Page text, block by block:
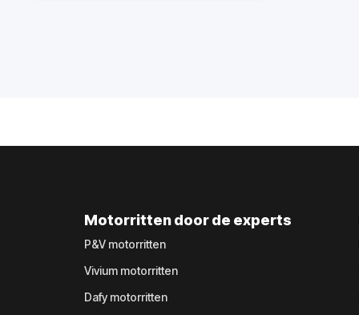
Motorritten door de experts
P&V motorritten
Vivium motorritten
Dafy motorritten